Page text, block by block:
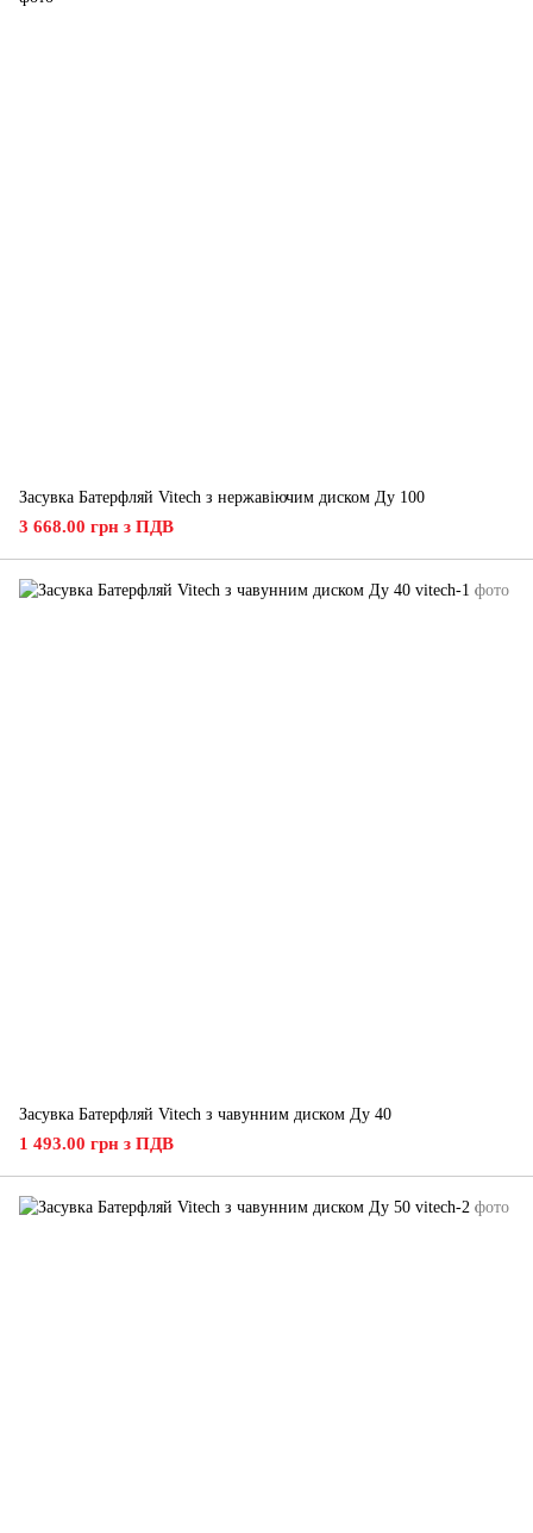
Засувка Батерфляй Vitech з нержавіючим диском Ду 100
3 668.00 грн з ПДВ
Засувка Батерфляй Vitech з чавунним диском Ду 40
1 493.00 грн з ПДВ